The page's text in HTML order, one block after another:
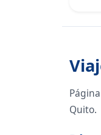
Quito.